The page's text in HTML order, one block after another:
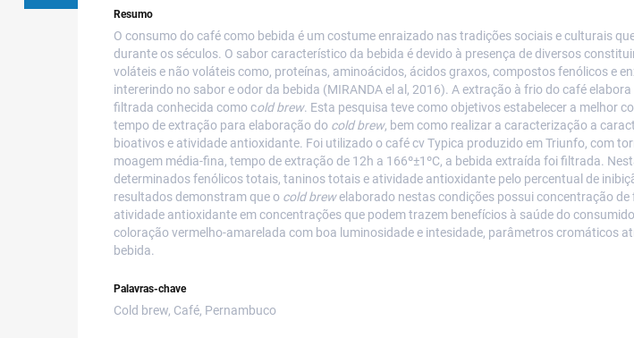
Resumo
O consumo do café como bebida é um costume enraizado nas tradições sociais e culturais
durante os séculos. O sabor característico da bebida é devido à presença de diversos
voláteis e não voláteis como, proteínas, aminoácidos, ácidos graxos, compostos fenólicos e
intererindo no sabor e odor da bebida (MIRANDA el al, 2016). A extração à frio do café
filtrada conhecida como cold brew. Esta pesquisa teve como objetivos estabelecer a melhor
tempo de extração para elaboração do cold brew, bem como realizar a caracterização a
bioativos e atividade antioxidante. Foi utilizado o café cv Typica produzido em Triunfo, com
moagem média-fina, tempo de extração de 12h a 166º±1ºC, a bebida extraída foi filtrada.
determinados fenólicos totais, taninos totais e atividade antioxidante pelo percentual de
resultados demonstram que o cold brewelaborado nestas condições possui concentração de
atividade antioxidante em concentrações que podem trazem benefícios à saúde do
coloração vermelho-amarelada com boa luminosidade e intesidade, parâmetros cromáticos
bebida.
Palavras-chave
Cold brew, Café, Pernambuco